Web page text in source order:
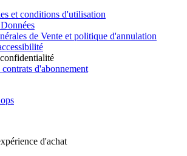
et conditions d'utilisation
de Vente et politique d'annulation
d'abonnement
d'achat